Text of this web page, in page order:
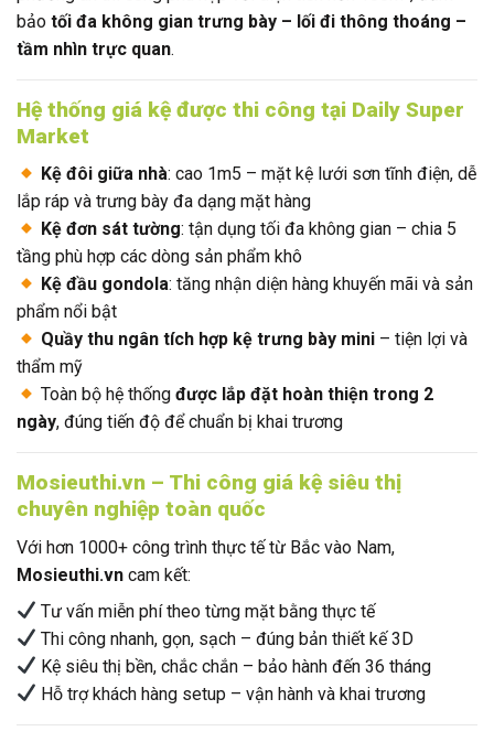
bảo tối đa không gian trưng bày – lối đi thông thoáng –
tầm nhìn trực quan.
Hệ thống giá kệ được thi công tại Daily Super
Market
Kệ đôi giữa nhà: cao 1m5 – mặt kệ lưới sơn tĩnh điện, dễ
lắp ráp và trưng bày đa dạng mặt hàng
Kệ đơn sát tường: tận dụng tối đa không gian – chia 5
tầng phù hợp các dòng sản phẩm khô
Kệ đầu gondola: tăng nhận diện hàng khuyến mãi và sản
phẩm nổi bật
Quầy thu ngân tích hợp kệ trưng bày mini – tiện lợi và
thẩm mỹ
Toàn bộ hệ thốngđược lắp đặt hoàn thiện trong 2
ngày, đúng tiến độ để chuẩn bị khai trương
Mosieuthi.vn – Thi công giá kệ siêu thị
chuyên nghiệp toàn quốc
Với hơn 1000+ công trình thực tế từ Bắc vào Nam,
Mosieuthi.vn cam kết:
Tư vấn miễn phí theo từng mặt bằng thực tế
Thi công nhanh, gọn, sạch – đúng bản thiết kế 3D
Kệ siêu thị bền, chắc chắn – bảo hành đến 36 tháng
Hỗ trợ khách hàng setup – vận hành và khai trương